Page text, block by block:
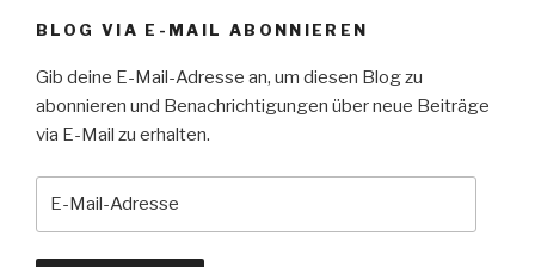
BLOG VIA E-MAIL ABONNIEREN
Gib deine E-Mail-Adresse an, um diesen Blog zu
abonnieren und Benachrichtigungen über neue Beiträge
via E-Mail zu erhalten.